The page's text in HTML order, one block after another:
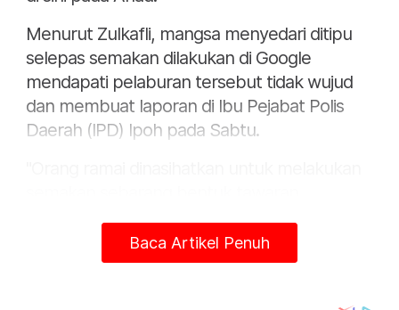
Menurut Zulkafli, mangsa menyedari ditipu
selepas semakan dilakukan di Google
mendapati pelaburan tersebut tidak wujud
dan membuat laporan di Ibu Pejabat Polis
Daerah (IPD) Ipoh pada Sabtu.
Baca Artikel Penuh